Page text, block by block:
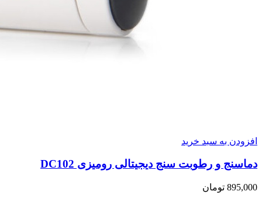
افزودن به سبد خرید
دماسنج و رطوبت سنج دیجیتالی رومیزی DC102
895,000 تومان